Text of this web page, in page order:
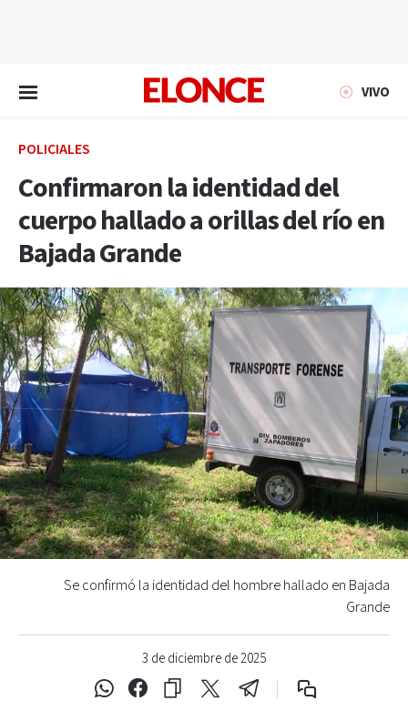
VIVO
POLICIALES
Confirmaron la identidad del
cuerpo hallado a orillas del río en
Bajada Grande
3 de diciembre de 2025
Se confirmó la identidad del hombre hallado en Bajada
Grande